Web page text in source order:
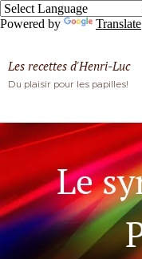
Powered by Translate
Les recettes d'Henri-Luc
Du plaisir pour les papilles!
Le